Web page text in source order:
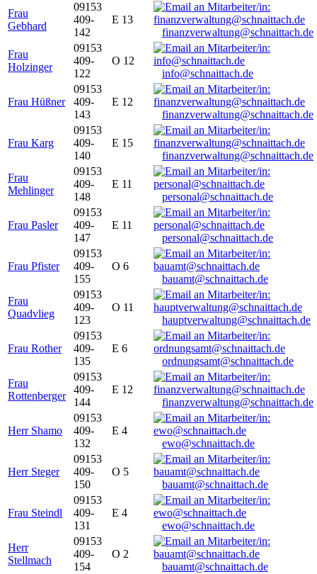
Frau
Gebhard
09153
409-
142
E 13
finanzverwaltung@schnaittach.de
Frau
Holzinger
09153
409-
122
O 12
info@schnaittach.de
Frau Hüßner
09153
409-
143
E 12
finanzverwaltung@schnaittach.de
Frau Karg
09153
409-
140
E 15
finanzverwaltung@schnaittach.de
Frau
Mehlinger
09153
409-
148
E 11
personal@schnaittach.de
Frau Pasler
09153
409-
147
E 11
personal@schnaittach.de
Frau Pfister
09153
409-
155
O 6
bauamt@schnaittach.de
Frau
Quadvlieg
09153
409-
123
O 11
hauptverwaltung@schnaittach.de
Frau Rother
09153
409-
135
E 6
ordnungsamt@schnaittach.de
Frau
Rottenberger
09153
409-
144
E 12
finanzverwaltung@schnaittach.de
Herr Shamo
09153
409-
132
E 4
ewo@schnaittach.de
Herr Steger
09153
409-
150
O 5
bauamt@schnaittach.de
Frau Steindl
09153
409-
131
E 4
ewo@schnaittach.de
Herr
Stellmach
09153
409-
154
O 2
bauamt@schnaittach.de